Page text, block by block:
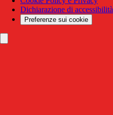
Dichiarazione di accessibilità
Preferenze sui cookie